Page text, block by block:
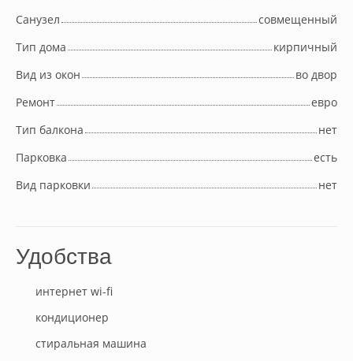
Cанузел
совмещенный
Тип дома
кирпичный
Вид из окон
во двор
Ремонт
евро
Тип балкона
нет
Парковка
есть
Вид парковки
нет
Удобства
интернет wi-fi
кондиционер
стиральная машина